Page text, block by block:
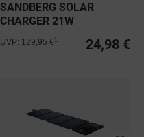
SANDBERG SOLAR
CHARGER 21W
24,98 €
UVP: 129,95 €